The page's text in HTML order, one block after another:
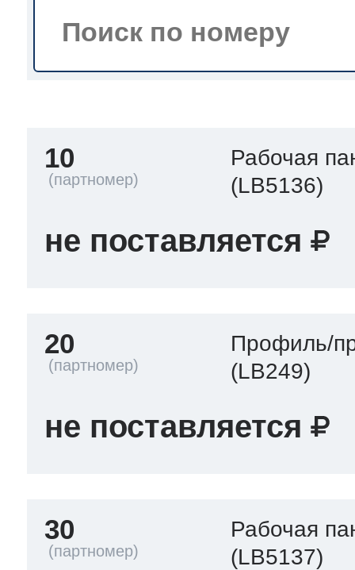
по уходу
холод.камер
10
Рабочая
(LB5136)
не поставляется
20
Профиль/
(LB249)
не поставляется
30
Рабочая
(LB5137)